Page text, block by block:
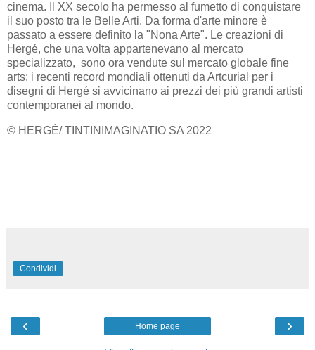
cinema. Il XX secolo ha permesso al fumetto di conquistare
il suo posto tra le Belle Arti. Da forma d'arte minore è
passato a essere definito la "Nona Arte". Le creazioni di
Hergé, che una volta appartenevano al mercato
specializzato, sono ora vendute sul mercato globale fine
arts: i recenti record mondiali ottenuti da Artcurial per i
disegni di Hergé si avvicinano ai prezzi dei più grandi artisti
contemporanei al mondo.
© HERGÉ/ TINTINIMAGINATIO SA 2022
Condividi
‹ ›
Home page